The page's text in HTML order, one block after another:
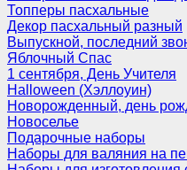
Топперы пасхальные
Декор пасхальный разный
Выпускной, последний
Яблочный Спас
1 сентября, День Учителя
Halloween (Хэллоуин)
Новорожденный, день
Новоселье
Подарочные наборы
Наборы для валяния на